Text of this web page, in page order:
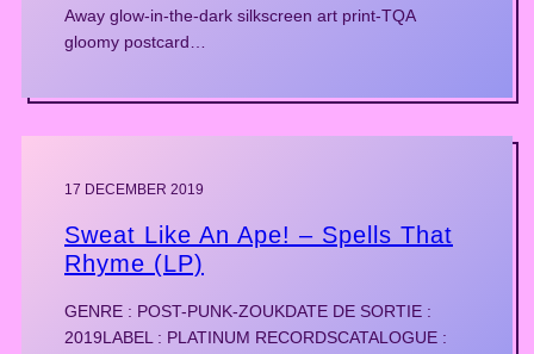
Away glow-in-the-dark silkscreen art print-TQA
gloomy postcard…
17 DECEMBER 2019
Sweat Like An Ape! – Spells That
Rhyme (LP)
GENRE : POST-PUNK-ZOUKDATE DE SORTIE :
2019LABEL : PLATINUM RECORDSCATALOGUE :